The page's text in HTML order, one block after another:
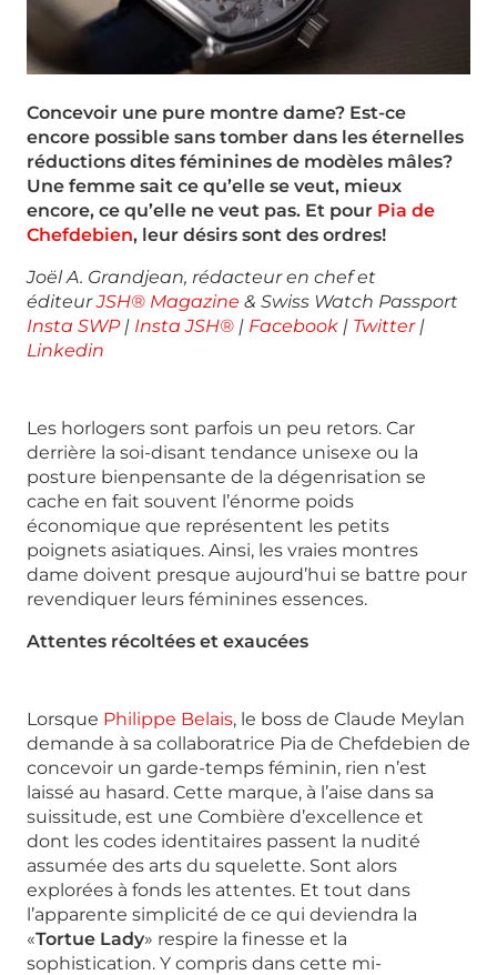
Concevoir une pure montre dame? Est-ce
encore possible sans tomber dans les éternelles
réductions dites féminines de modèles mâles?
Une femme sait ce qu’elle se veut, mieux
encore, ce qu’elle ne veut pas. Et pour Pia de
Chefdebien, leur désirs sont des ordres!
Joël A. Grandjean, rédacteur en chef et
éditeurJSH® Magazine & Swiss Watch Passport
Insta SWP| Insta JSH® | Facebook | Twitter|
Linkedin
Les horlogers sont parfois un peu retors. Car
derrière la soi-disant tendance unisexe ou la
posture bienpensante de la dégenrisation se
cache en fait souvent l’énorme poids
économique que représentent les petits
poignets asiatiques. Ainsi, les vraies montres
dame doivent presque aujourd’hui se battre pour
revendiquer leurs féminines essences.
Attentes récoltées et exaucées
Lorsque Philippe Belais, le boss de Claude Meylan
demande à sa collaboratrice Pia de Chefdebien de
concevoir un garde-temps féminin, rien n’est
laissé au hasard. Cette marque, à l’aise dans sa
suissitude, est une Combière d’excellence et
dont les codes identitaires passent la nudité
assumée des arts du squelette. Sont alors
explorées à fonds les attentes. Et tout dans
l’apparente simplicité de ce qui deviendra la
«Tortue Lady» respire la finesse et la
sophistication. Y compris dans cette mi-